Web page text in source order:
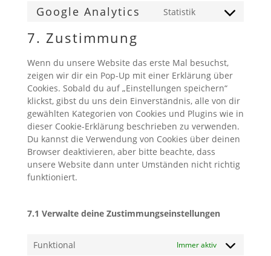
service
Google Analytics Statistik
Consent
analytics
7. Zustimmung
Wenn du unsere Website das erste Mal besuchst,
zeigen wir dir ein Pop-Up mit einer Erklärung über
Cookies. Sobald du auf „Einstellungen speichern“
klickst, gibst du uns dein Einverständnis, alle von dir
gewählten Kategorien von Cookies und Plugins wie in
dieser Cookie-Erklärung beschrieben zu verwenden.
Du kannst die Verwendung von Cookies über deinen
Browser deaktivieren, aber bitte beachte, dass
unsere Website dann unter Umständen nicht richtig
funktioniert.
7.1 Verwalte deine Zustimmungseinstellungen
Funktional Immer aktiv